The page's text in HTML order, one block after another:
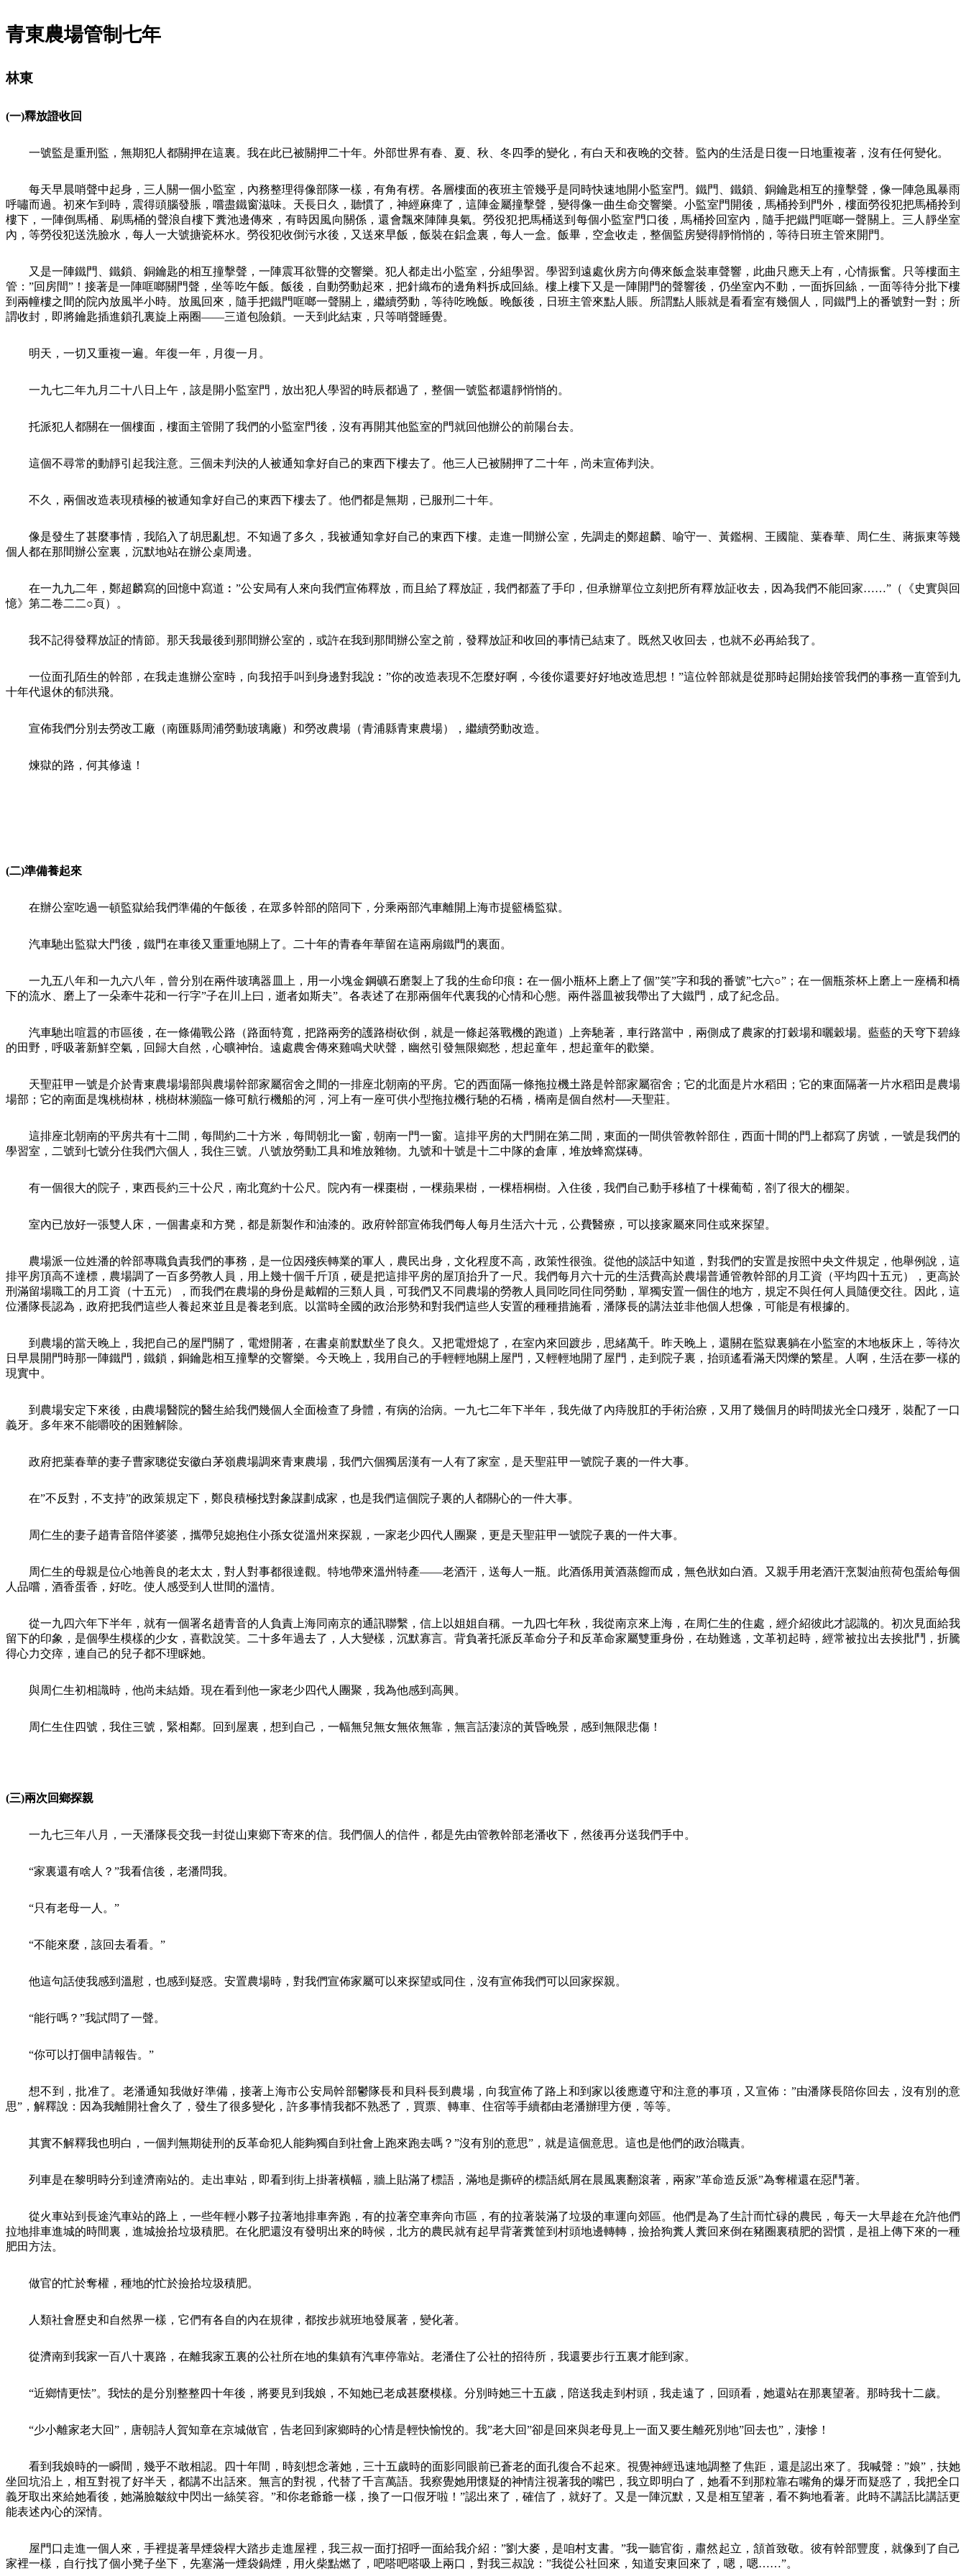
青東農場管制七年
林東
(一)釋放證收回
一號監是重刑監，無期犯人都關押在這裏。我在此已被關押二十年。外部世界有春、夏、秋、冬四季的變化，有白天和夜晚的交替。監內的生活是日復一日地重複著，沒有任何變化。
每天早晨哨聲中起身，三人關一個小監室，內務整理得像部隊一樣，有角有楞。各層樓面的夜班主管幾乎是同時快速地開小監室門。鐵門、鐵鎖、銅鑰匙相互的撞擊聲，像一陣急風暴雨
呼嘯而過。初來乍到時，震得頭腦發脹，嚐盡鐵窗滋味。天長日久，聽慣了，神經麻痺了，這陣金屬撞擊聲，變得像一曲生命交響樂。小監室門開後，馬桶拎到門外，樓面勞役犯把馬桶拎到
樓下，一陣倒馬桶、刷馬桶的聲浪自樓下糞池邊傳來，有時因風向關係，還會飄來陣陣臭氣。勞役犯把馬桶送到每個小監室門口後，馬桶拎回室內，隨手把鐵門哐啷一聲關上。三人靜坐室
內，等勞役犯送洗臉水，每人一大號搪瓷杯水。勞役犯收倒污水後，又送來早飯，飯裝在鋁盒裏，每人一盒。飯畢，空盒收走，整個監房變得靜悄悄的，等待日班主管來開門。
又是一陣鐵門、鐵鎖、銅鑰匙的相互撞擊聲，一陣震耳欲聾的交響樂。犯人都走出小監室，分組學習。學習到遠處伙房方向傳來飯盒裝車聲響，此曲只應天上有，心情振奮。只等樓面主
管：”回房間”！接著是一陣哐啷關門聲，坐等吃午飯。飯後，自動勞動起來，把針織布的邊角料拆成回絲。樓上樓下又是一陣開門的聲響後，仍坐室內不動，一面拆回絲，一面等待分批下樓
到兩幢樓之間的院內放風半小時。放風回來，隨手把鐵門哐啷一聲關上，繼續勞動，等待吃晚飯。晚飯後，日班主管來點人賬。所謂點人賬就是看看室有幾個人，同鐵門上的番號對一對；所
謂收封，即將鑰匙插進鎖孔裏旋上兩圈――三道包險鎖。一天到此結束，只等哨聲睡覺。
明天，一切又重複一遍。年復一年，月復一月。
一九七二年九月二十八日上午，該是開小監室門，放出犯人學習的時辰都過了，整個一號監都還靜悄悄的。
托派犯人都關在一個樓面，樓面主管開了我們的小監室門後，沒有再開其他監室的門就回他辦公的前陽台去。
這個不尋常的動靜引起我注意。三個未判決的人被通知拿好自己的東西下樓去了。他三人已被關押了二十年，尚未宣佈判決。
不久，兩個改造表現積極的被通知拿好自己的東西下樓去了。他們都是無期，已服刑二十年。
像是發生了甚麼事情，我陷入了胡思亂想。不知過了多久，我被通知拿好自己的東西下樓。走進一間辦公室，先調走的鄭超麟、喻守一、黃鑑桐、王國龍、葉春華、周仁生、蔣振東等幾
個人都在那間辦公室裏，沉默地站在辦公桌周邊。
在一九九二年，鄭超麟寫的回憶中寫道︰”公安局有人來向我們宣佈釋放，而且給了釋放証，我們都蓋了手印，但承辦單位立刻把所有釋放証收去，因為我們不能回家……”（《史實與回
憶》第二卷二二○頁）。
我不記得發釋放証的情節。那天我最後到那間辦公室的，或許在我到那間辦公室之前，發釋放証和收回的事情已結束了。既然又收回去，也就不必再給我了。
一位面孔陌生的幹部，在我走進辦公室時，向我招手叫到身邊對我說︰”你的改造表現不怎麼好啊，今後你還要好好地改造思想！”這位幹部就是從那時起開始接管我們的事務一直管到九
十年代退休的郁洪飛。
宣佈我們分別去勞改工廠（南匯縣周浦勞動玻璃廠）和勞改農場（青浦縣青東農場），繼續勞動改造。
煉獄的路，何其修遠！
(二)準備養起來
在辦公室吃過一頓監獄給我們準備的午飯後，在眾多幹部的陪同下，分乘兩部汽車離開上海市提籃橋監獄。
汽車馳出監獄大門後，鐵門在車後又重重地關上了。二十年的青春年華留在這兩扇鐵門的裏面。
一九五八年和一九六八年，曾分別在兩件玻璃器皿上，用一小塊金鋼礦石磨製上了我的生命印痕︰在一個小瓶杯上磨上了個”笑”字和我的番號”七六○”；在一個瓶茶杯上磨上一座橋和橋
下的流水、磨上了一朵牽牛花和一行字”子在川上曰，逝者如斯夫”。各表述了在那兩個年代裏我的心情和心態。兩件器皿被我帶出了大鐵門，成了紀念品。
汽車馳出喧囂的市區後，在一條備戰公路（路面特寬，把路兩旁的護路樹砍倒，就是一條起落戰機的跑道）上奔馳著，車行路當中，兩側成了農家的打穀場和曬穀場。藍藍的天穹下碧綠
的田野，呼吸著新鮮空氣，回歸大自然，心曠神怡。遠處農舍傳來雞鳴犬吠聲，幽然引發無限鄉愁，想起童年，想起童年的歡樂。
天聖莊甲一號是介於青東農場場部與農場幹部家屬宿舍之間的一排座北朝南的平房。它的西面隔一條拖拉機土路是幹部家屬宿舍；它的北面是片水稻田；它的東面隔著一片水稻田是農場
場部；它的南面是塊桃樹林，桃樹林瀕臨一條可航行機船的河，河上有一座可供小型拖拉機行馳的石橋，橋南是個自然村──天聖莊。
這排座北朝南的平房共有十二間，每間約二十方米，每間朝北一窗，朝南一門一窗。這排平房的大門開在第二間，東面的一間供管教幹部住，西面十間的門上都寫了房號，一號是我們的
學習室，二號到七號分住我們六個人，我住三號。八號放勞動工具和堆放雜物。九號和十號是十二中隊的倉庫，堆放蜂窩煤磚。
有一個很大的院子，東西長約三十公尺，南北寬約十公尺。院內有一棵棗樹，一棵蘋果樹，一棵梧桐樹。入住後，我們自己動手移植了十棵葡萄，劄了很大的棚架。
室內已放好一張雙人床，一個書桌和方凳，都是新製作和油漆的。政府幹部宣佈我們每人每月生活六十元，公費醫療，可以接家屬來同住或來探望。
農場派一位姓潘的幹部專職負責我們的事務，是一位因殘疾轉業的軍人，農民出身，文化程度不高，政策性很強。從他的談話中知道，對我們的安置是按照中央文件規定，他舉例說，這
排平房頂高不達標，農場調了一百多勞教人員，用上幾十個千斤頂，硬是把這排平房的屋頂抬升了一尺。我們每月六十元的生活費高於農場普通管教幹部的月工資（平均四十五元），更高於
刑滿留場職工的月工資（十五元），而我們在農場的身份是戴帽的三類人員，可我們又不同農場的勞教人員同吃同住同勞動，單獨安置一個住的地方，規定不與任何人員隨便交往。因此，這
位潘隊長認為，政府把我們這些人養起來並且是養老到底。以當時全國的政治形勢和對我們這些人安置的種種措施看，潘隊長的講法並非他個人想像，可能是有根據的。
到農場的當天晚上，我把自己的屋門關了，電燈開著，在書桌前默默坐了良久。又把電燈熄了，在室內來回踱步，思緒萬千。昨天晚上，還關在監獄裏躺在小監室的木地板床上，等待次
日早晨開門時那一陣鐵門，鐵鎖，銅鑰匙相互撞擊的交響樂。今天晚上，我用自己的手輕輕地關上屋門，又輕輕地開了屋門，走到院子裏，抬頭遙看滿天閃爍的繁星。人啊，生活在夢一樣的
現實中。
到農場安定下來後，由農場醫院的醫生給我們幾個人全面檢查了身體，有病的治病。一九七二年下半年，我先做了內痔脫肛的手術治療，又用了幾個月的時間拔光全口殘牙，裝配了一口
義牙。多年來不能嚼咬的困難解除。
政府把葉春華的妻子曹家聰從安徽白茅嶺農場調來青東農場，我們六個獨居漢有一人有了家室，是天聖莊甲一號院子裏的一件大事。
在”不反對，不支持”的政策規定下，鄭良積極找對象謀劃成家，也是我們這個院子裏的人都關心的一件大事。
周仁生的妻子趙青音陪伴婆婆，攜帶兒媳抱住小孫女從溫州來探親，一家老少四代人團聚，更是天聖莊甲一號院子裏的一件大事。
周仁生的母親是位心地善良的老太太，對人對事都很達觀。特地帶來溫州特產——老酒汗，送每人一瓶。此酒係用黃酒蒸餾而成，無色狀如白酒。又親手用老酒汗烹製油煎荷包蛋給每個
人品嚐，酒香蛋香，好吃。使人感受到人世間的溫情。
從一九四六年下半年，就有一個署名趙青音的人負責上海同南京的通訊聯繫，信上以姐姐自稱。一九四七年秋，我從南京來上海，在周仁生的住處，經介紹彼此才認識的。初次見面給我
留下的印象，是個學生模樣的少女，喜歡說笑。二十多年過去了，人大變樣，沉默寡言。背負著托派反革命分子和反革命家屬雙重身份，在劫難逃，文革初起時，經常被拉出去挨批鬥，折騰
得心力交瘁，連自己的兒子都不理睬她。
與周仁生初相識時，他尚未結婚。現在看到他一家老少四代人團聚，我為他感到高興。
周仁生住四號，我住三號，緊相鄰。回到屋裏，想到自己，一幅無兒無女無依無靠，無言話淒涼的黃昏晚景，感到無限悲傷！
(三)兩次回鄉探親
一九七三年八月，一天潘隊長交我一封從山東鄉下寄來的信。我們個人的信件，都是先由管教幹部老潘收下，然後再分送我們手中。
“家裏還有啥人？”我看信後，老潘問我。
“只有老母一人。”
“不能來麼，該回去看看。”
他這句話使我感到溫慰，也感到疑惑。安置農場時，對我們宣佈家屬可以來探望或同住，沒有宣佈我們可以回家探親。
“能行嗎？”我試問了一聲。
“你可以打個申請報告。”
想不到，批准了。老潘通知我做好準備，接著上海市公安局幹部鬱隊長和貝科長到農場，向我宣佈了路上和到家以後應遵守和注意的事項，又宣佈：”由潘隊長陪你回去，沒有別的意
思”，解釋說：因為我離開社會久了，發生了很多變化，許多事情我都不熟悉了，買票、轉車、住宿等手續都由老潘辦理方便，等等。
其實不解釋我也明白，一個判無期徒刑的反革命犯人能夠獨自到社會上跑來跑去嗎？”沒有別的意思”，就是這個意思。這也是他們的政治職責。
列車是在黎明時分到達濟南站的。走出車站，即看到街上掛著橫幅，牆上貼滿了標語，滿地是撕碎的標語紙屑在晨風裏翻滾著，兩家”革命造反派”為奪權還在惡鬥著。
從火車站到長途汽車站的路上，一些年輕小夥子拉著地排車奔跑，有的拉著空車奔向市區，有的拉著裝滿了垃圾的車運向郊區。他們是為了生計而忙碌的農民，每天一大早趁在允許他們
拉地排車進城的時間裏，進城撿拾垃圾積肥。在化肥還沒有發明出來的時候，北方的農民就有起早背著糞筐到村頭地邊轉轉，撿拾狗糞人糞回來倒在豬圈裏積肥的習慣，是祖上傳下來的一種
肥田方法。
做官的忙於奪權，種地的忙於撿拾垃圾積肥。
人類社會歷史和自然界一樣，它們有各自的內在規律，都按步就班地發展著，變化著。
從濟南到我家一百八十裏路，在離我家五裏的公社所在地的集鎮有汽車停靠站。老潘住了公社的招待所，我還要步行五裏才能到家。
“近鄉情更怯”。我怯的是分別整整四十年後，將要見到我娘，不知她已老成甚麼模樣。分別時她三十五歲，陪送我走到村頭，我走遠了，回頭看，她還站在那裏望著。那時我十二歲。
“少小離家老大回”，唐朝詩人賀知章在京城做官，告老回到家鄉時的心情是輕快愉悅的。我”老大回”卻是回來與老母見上一面又要生離死別地”回去也”，淒慘！
看到我娘時的一瞬間，幾乎不敢相認。四十年間，時刻想念著她，三十五歲時的面影同眼前已蒼老的面孔復合不起來。視覺神經迅速地調整了焦距，還是認出來了。我喊聲：”娘”，扶她
坐回坑沿上，相互對視了好半天，都講不出話來。無言的對視，代替了千言萬語。我察覺她用懷疑的神情注視著我的嘴巴，我立即明白了，她看不到那粒靠右嘴角的爆牙而疑惑了，我把全口
義牙取出來給她看後，她滿臉皺紋中閃出一絲笑容。”和你老爺爺一樣，換了一口假牙啦！”認出來了，確信了，就好了。又是一陣沉默，又是相互望著，看不夠地看著。此時不講話比講話更
能表述內心的深情。
屋門口走進一個人來，手裡提著旱煙袋桿大踏步走進屋裡，我三叔一面打招呼一面給我介紹：”劉大麥，是咱村支書。”我一聽官銜，肅然起立，頷首致敬。彼有幹部豐度，就像到了自己
家裡一樣，自行找了個小凳子坐下，先塞滿一煙袋鍋煙，用火柴點燃了，吧嗒吧嗒吸上兩口，對我三叔說：”我從公社回來，知道安東回來了，嗯，嗯……”。